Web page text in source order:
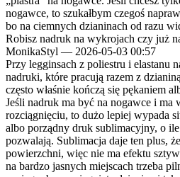
nogawce, to szukałbym czegoś
bo na ciemnych dzianinach od razu
Robisz nadruk na wykrojach czy już
MonikaStyl — 2026-05-03 00:57
Przy legginsach z poliestru i elastanu
nadruki, które pracują razem z
często właśnie kończą się pękaniem
Jeśli nadruk ma być na nogawce i ma
rozciągnięciu, to dużo lepiej wypada
albo porządny druk sublimacyjny, o
pozwalają. Sublimacja daje ten plus,
powierzchni, więc nie ma efektu
na bardzo jasnych miejscach trzeba